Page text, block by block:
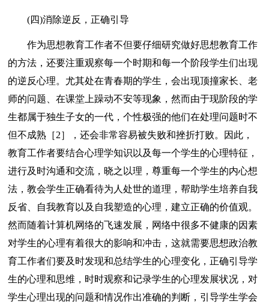
(四)消除逆反，正确引导
作为思想教育工作者不但要仔细研究做好思想教育工作
的方法，还要注重观察每一个时期和每一个阶段学生们出现
的逆反心理。尤其处在青春期的学生，会出现顶撞家长、老
师的问题、在课堂上躁动不安等现象，然而由于现阶段的学
生都属于独生子女的一代，个性极强的他们在处理问题时不
但不成熟［2］，还会非常容易被失败和挫折打败。因此，
教育工作者要结合心理学知识以及每一个学生的心理特征，
进行及时沟通和交流，晓之以理，尊重每一个学生的内心想
法，教会学生正确看待为人处世的道理，帮助学生培养自我
反省、自我教育以及自我塑造的心理，建立正确的价值观。
然而随着计算机网络的飞速发展，网络中很多不健康的因素
对学生的心理有着很大的影响和冲击，这就需要思想政治教
育工作者们要及时发现和总结学生的心理变化，正确引导学
生的心理和思维，时时观察和记录学生的心理发展状况，对
学生心理出现的问题和情况作出准确的判断，引导学生学会